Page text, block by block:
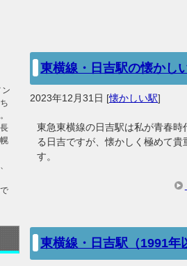
東横線・日吉駅の懐かし
2023年12月31日 [懐かしい駅]
東急東横線の日吉駅は私が青春
る日吉ですが、懐かしく極めて
す。
東横線・日吉駅（1991年
ン